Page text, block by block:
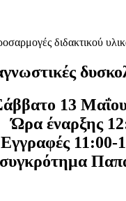
διδακτικού
13
Ώρα έναρξης
Εγγραφές 11:00-